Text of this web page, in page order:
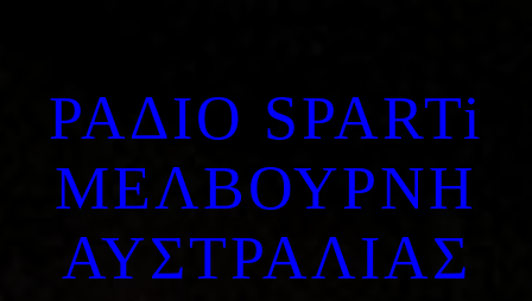
ΡΑΔΙΟ SPARTi
ΜΕΛΒΟΥΡΝΗ
ΑΥΣΤΡΑΛΙΑΣ